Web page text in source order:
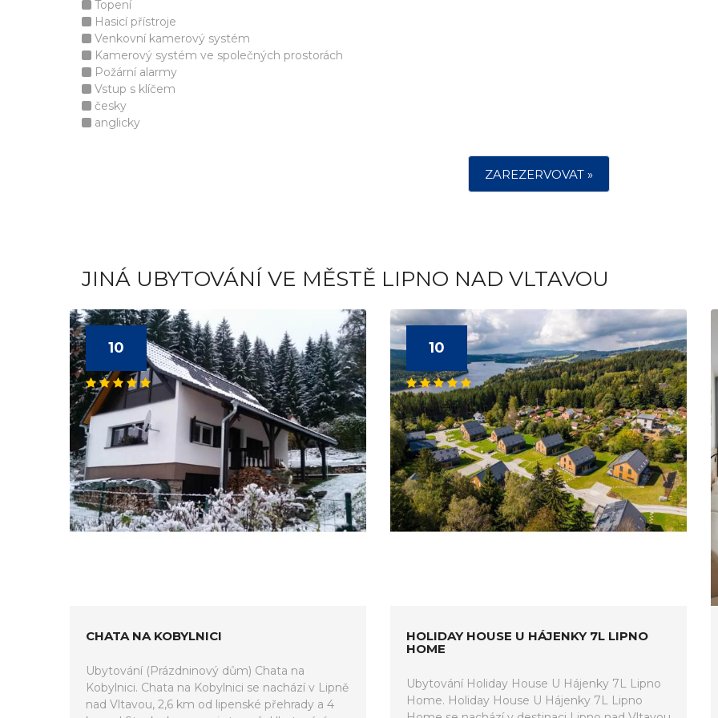
Topení
Hasicí přístroje
Venkovní kamerový systém
Kamerový systém ve společných prostorách
Požární alarmy
Vstup s klíčem
česky
anglicky
ZAREZERVOVAT »
JINÁ UBYTOVÁNÍ VE MĚSTĚ LIPNO NAD VLTAVOU
10
CHATA NA KOBYLNICI
Ubytování (Prázdninový dům) Chata na
Kobylnici. Chata na Kobylnici se nachází v Lipně
nad Vltavou, 2,6 km od lipenské přehrady a 4
10
HOLIDAY HOUSE U HÁJENKY 7L LIPNO
HOME
Ubytování Holiday House U Hájenky 7L Lipno
Home. Holiday House U Hájenky 7L Lipno